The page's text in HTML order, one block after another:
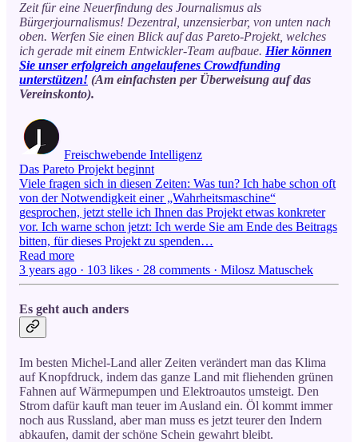
Zeit für eine Neuerfindung des Journalismus als
Bürgerjournalismus! Dezentral, unzensierbar, von unten nach
oben. Werfen Sie einen Blick auf das Pareto-Projekt, welches
ich gerade mit einem Entwickler-Team aufbaue. Hier können
Sie unser erfolgreich angelaufenes Crowdfunding
unterstützen! (Am einfachsten per Überweisung auf das
Vereinskonto).
Freischwebende Intelligenz
Das Pareto Projekt beginnt
Viele fragen sich in diesen Zeiten: Was tun? Ich habe schon oft
von der Notwendigkeit einer „Wahrheitsmaschine“
gesprochen, jetzt stelle ich Ihnen das Projekt etwas konkreter
vor. Ich warne schon jetzt: Ich werde Sie am Ende des Beitrags
bitten, für dieses Projekt zu spenden…
Read more
3 years ago · 103 likes · 28 comments · Milosz Matuschek
Es geht auch anders
Im besten Michel-Land aller Zeiten verändert man das Klima
auf Knopfdruck, indem das ganze Land mit fliehenden grünen
Fahnen auf Wärmepumpen und Elektroautos umsteigt. Den
Strom dafür kauft man teuer im Ausland ein. Öl kommt immer
noch aus Russland, aber man muss es jetzt teurer den Indern
abkaufen, damit der schöne Schein gewahrt bleibt.